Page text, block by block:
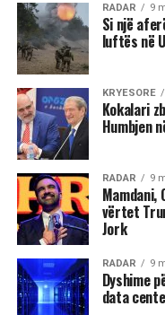
RADAR 9
Si një
luftës në
KRYESORE
Kokalari
Humbjen
RADAR 9
Mamdani,
vërtet
Jork
RADAR 9
Dyshime
data